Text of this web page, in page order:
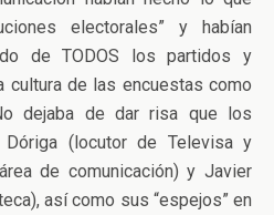
electorales” y habían
de TODOS los partidos y
cultura de las encuestas como
dejaba de dar risa que los
(locutor de Televisa y
de comunicación) y Javier
así como sus “espejos” en